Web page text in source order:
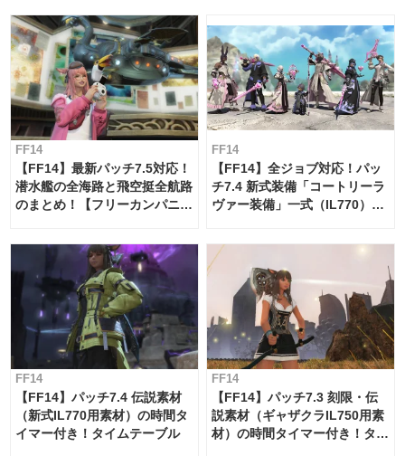
FF14
【FF14】最新パッチ7.5対応！
潜水艦の全海路と飛空挺全航路
のまとめ！【フリーカンパニ
FF14
【FF14】全ジョブ対応！パッ
チ7.4 新式装備「コートリーラ
ヴァー装備」一式（IL770）の
FF14
【FF14】パッチ7.4 伝説素材
（新式IL770用素材）の時間タ
イマー付き！タイムテーブル
FF14
【FF14】パッチ7.3 刻限・伝
説素材（ギャザクラIL750用素
材）の時間タイマー付き！タイ